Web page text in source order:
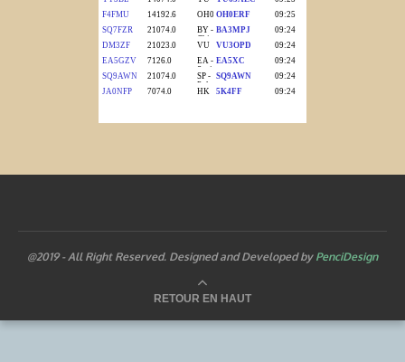
@2019 - All Right Reserved. Designed and Developed by PenciDesign
RETOUR EN HAUT